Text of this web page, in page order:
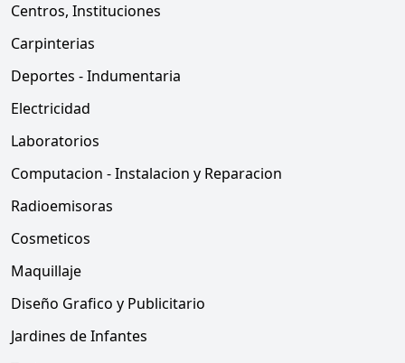
Centros, Instituciones
Carpinterias
Deportes - Indumentaria
Electricidad
Laboratorios
Computacion - Instalacion y Reparacion
Radioemisoras
Cosmeticos
Maquillaje
Diseño Grafico y Publicitario
Jardines de Infantes